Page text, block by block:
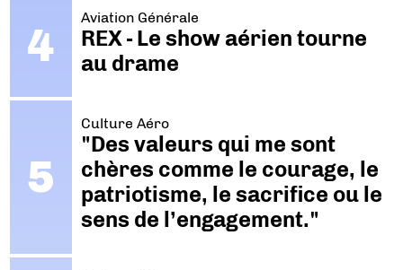
Aviation Générale
REX - Le show aérien tourne
au drame
Culture Aéro
"Des valeurs qui me sont
chères comme le courage, le
patriotisme, le sacrifice ou le
sens de l’engagement."